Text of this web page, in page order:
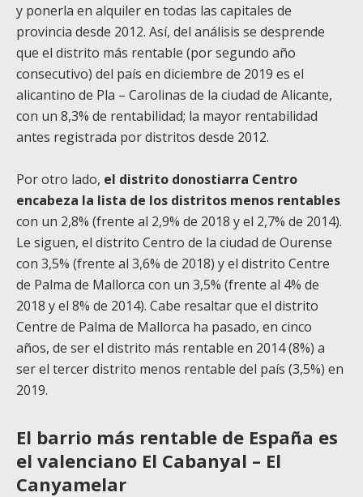
y ponerla en alquiler en todas las capitales de
provincia desde 2012. Así, del análisis se desprende
que el distrito más rentable (por segundo año
consecutivo) del país en diciembre de 2019 es el
alicantino de Pla – Carolinas de la ciudad de Alicante,
con un 8,3% de rentabilidad; la mayor rentabilidad
antes registrada por distritos desde 2012.
Por otro lado, el distrito donostiarra Centro
encabeza la lista de los distritos menos rentables
con un 2,8% (frente al 2,9% de 2018 y el 2,7% de 2014).
Le siguen, el distrito Centro de la ciudad de Ourense
con 3,5% (frente al 3,6% de 2018) y el distrito Centre
de Palma de Mallorca con un 3,5% (frente al 4% de
2018 y el 8% de 2014). Cabe resaltar que el distrito
Centre de Palma de Mallorca ha pasado, en cinco
años, de ser el distrito más rentable en 2014 (8%) a
ser el tercer distrito menos rentable del país (3,5%) en
2019.
El barrio más rentable de España es
el valenciano El Cabanyal – El
Canyamelar